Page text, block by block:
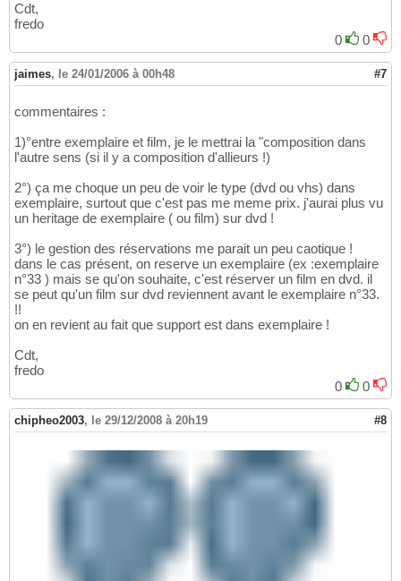
Cdt,
fredo
0
0
jaimes, le 24/01/2006 à 00h48 #7
commentaires :
1)°entre exemplaire et film, je le mettrai la "composition dans
l'autre sens (si il y a composition d'allieurs !)
2°) ça me choque un peu de voir le type (dvd ou vhs) dans
exemplaire, surtout que c'est pas me meme prix. j'aurai plus vu
un heritage de exemplaire ( ou film) sur dvd !
3°) le gestion des réservations me parait un peu caotique !
dans le cas présent, on reserve un exemplaire (ex :exemplaire
n°33 ) mais se qu'on souhaite, c'est réserver un film en dvd. il
se peut qu'un film sur dvd reviennent avant le exemplaire n°33.
!!
on en revient au fait que support est dans exemplaire !
Cdt,
fredo
0
0
chipheo2003, le 29/12/2008 à 20h19 #8